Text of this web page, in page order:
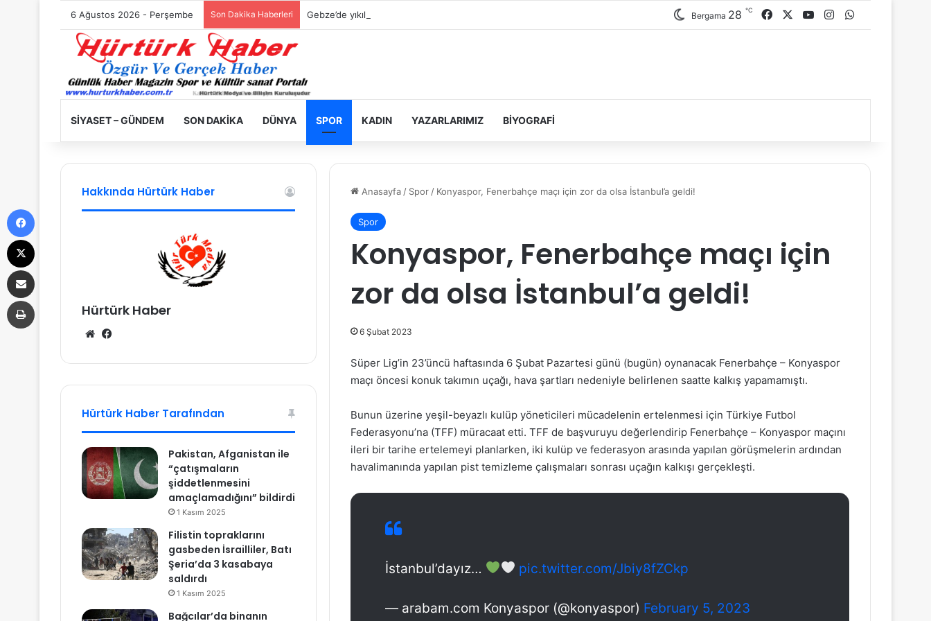
6 Ağustos 2026 - Perşembe Son Dakika Haberleri Gebze’de yıkılan binanın yakınındaki bir binada çatlaklar oluştu Bergama 28 ℃ Facebook YouTubeInstagram
SIYASET – GÜNDEM SON DAKIKA DÜNYA SPOR KADIN YAZARLARIMIZ BIYOGRAFI
Anasayfa / Spor / Konyaspor, Fenerbahçe maçı için zor da olsa İstanbul’a geldi!
Spor
Konyaspor, Fenerbahçe maçı için
zor da olsa İstanbul’a geldi!
6 Şubat 2023
Süper Lig’in 23’üncü haftasında 6 Şubat Pazartesi günü (bugün) oynanacak Fenerbahçe – Konyaspor
maçı öncesi konuk takımın uçağı, hava şartları nedeniyle belirlenen saatte kalkış yapamamıştı.
Bunun üzerine yeşil-beyazlı kulüp yöneticileri mücadelenin ertelenmesi için Türkiye Futbol
Federasyonu’na (TFF) müracaat etti. TFF de başvuruyu değerlendirip Fenerbahçe – Konyaspor maçını
ileri bir tarihe ertelemeyi planlarken, iki kulüp ve federasyon arasında yapılan görüşmelerin ardından
havalimanında yapılan pist temizleme çalışmaları sonrası uçağın kalkışı gerçekleşti.
İstanbul’dayız… pic.twitter.com/Jbiy8fZCkp
— arabam.com Konyaspor (@konyaspor) February 5, 2023
Hakkında Hürtürk Haber
Hürtürk Haber
We
sit
esi
bo
ok
Hürtürk Haber Tarafından
Pakistan, Afganistan ile
“çatışmaların
şiddetlenmesini
amaçlamadığını” bildirdi
1 Kasım 2025
Filistin topraklarını
gasbeden İsrailliler, Batı
Şeria’da 3 kasabaya
saldırdı
1 Kasım 2025
Bağcılar’da binanın